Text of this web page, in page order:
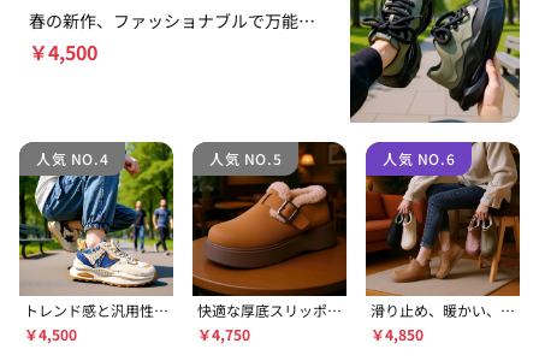
春の新作、ファッショナブルで万能な
トレンドカジュアルシューズ
￥4,500
人気 NO.4
トレンド感と汎用性に
優れたチャンキースニ
ーカー
￥4,500
人気 NO.5
快適な厚底スリッポン
スノーブーツ
￥4,750
人気 NO.6
滑り止め、暖かい、柔
らかいレザー、フリー
ス裏地のスノーブーツ
￥4,850